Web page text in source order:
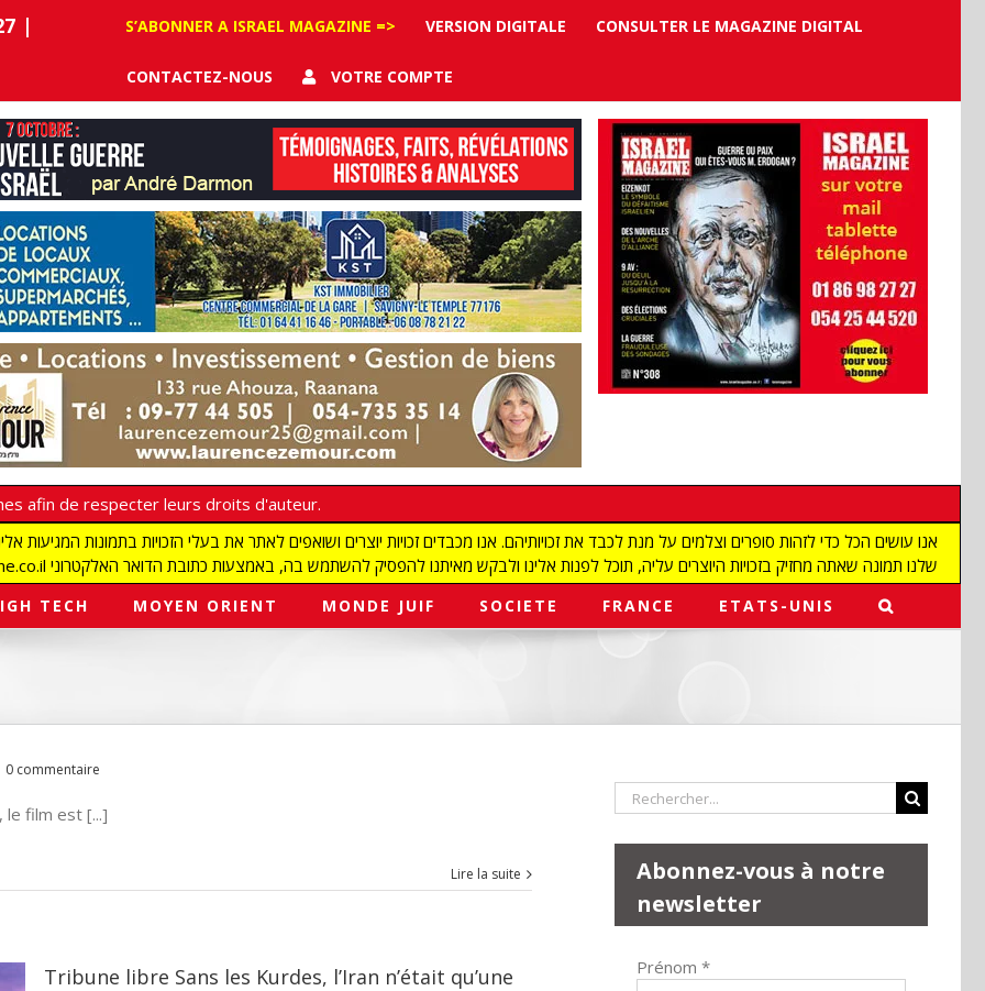
|
S’ABONNER A ISRAEL MAGAZINE => VERSION DIGITALE CONSULTER LE MAGAZINE DIGITAL
CONTACTEZ-NOUS VOTRE COMPTE
afin de respecter leurs droits d'auteur.
redaction@israelmagazine.co.il שלנו תמונה שאתה מחזיק בזכויות היוצרים עליה, תוכל לפנות אלינו ולבקש מאיתנו להפסיק להשתמש בה, באמצעות כתובת הדואר האלקטרוני
TECH MOYEN ORIENT MONDE JUIF SOCIETE FRANCE ETATS-UNIS
0 commentaire
le film est [...]
Lire la suite
Tribune libre Sans les Kurdes, l’Iran n’était qu’une
Rechercher:
Abonnez-vous à notre
newsletter
Prénom *